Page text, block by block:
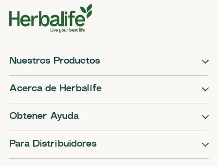
Nuestros Productos
Acerca de Herbalife
Obtener Ayuda
Para Distribuidores